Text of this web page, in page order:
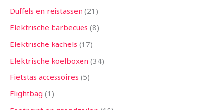
Duffels en reistassen 21
Elektrische barbecues 8
Elektrische kachels 17
Elektrische koelboxen 34
Fietstas accessoires 5
Flightbag 1